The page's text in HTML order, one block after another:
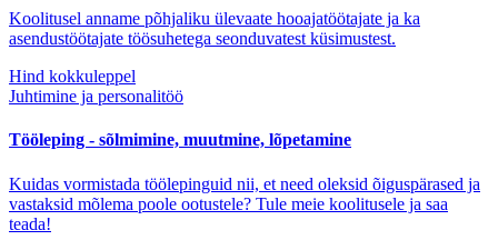
Koolitusel anname põhjaliku ülevaate hooajatöötajate ja ka
asendustöötajate töösuhetega seonduvatest küsimustest.
Hind kokkuleppel
Juhtimine ja personalitöö
Tööleping - sõlmimine, muutmine, lõpetamine
Kuidas vormistada töölepinguid nii, et need oleksid õiguspärased ja
vastaksid mõlema poole ootustele? Tule meie koolitusele ja saa
teada!